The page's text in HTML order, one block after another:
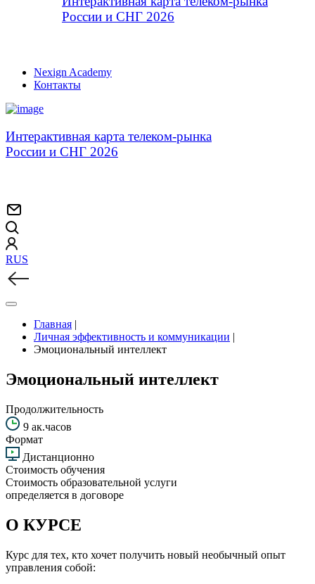
России и СНГ 2026
Nexign Academy
Контакты
Интерактивная карта телеком-рынка
России и СНГ 2026
RUS
Главная |
Личная эффективность и коммуникации |
Эмоциональный интеллект
Эмоциональный интеллект
Продолжительность
9 ак.часов
Формат
Дистанционно
Стоимость обучения
Стоимость образовательной услуги
определяется в договоре
О КУРСЕ
Курс для тех, кто хочет получить новый необычный опыт
управления собой: